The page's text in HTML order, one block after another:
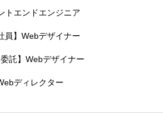
トエンドエンジニア
員】Webデザイナー
委託】Webデザイナー
ディレクター